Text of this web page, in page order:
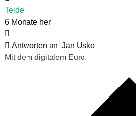
Teide
6 Monate her
Antworten an Jan Usko
Mit dem digitalem Euro.